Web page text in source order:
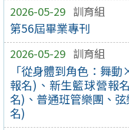
2026-05-29 訓育組
第56屆畢業專刊
2026-05-29 訓育組
「從身體到角色：舞
報名)、新生籃球營報
名)、普通班管樂團、
名)